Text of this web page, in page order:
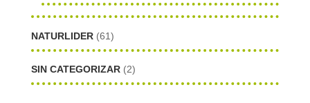
NATURLIDER (61)
SIN CATEGORIZAR (2)